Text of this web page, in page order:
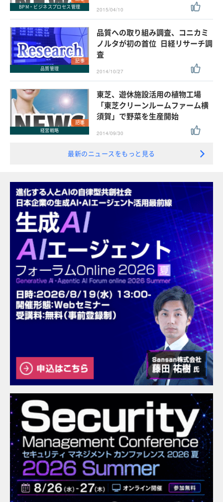
BPM・ビジネスプロセス管理
2015/04/10
記事
品質管理
品質への取り組み調査、コニカミ
ノルタが初の首位 日経リサーチ調
査
2014/10/27
記事
経営戦略
東芝、遊休施設活用の植物工場
「東芝クリーンルームファーム横
須賀」で野菜を生産開始
2014/09/30
最新のニュースをもっと見る